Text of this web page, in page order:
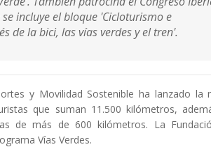
incluye el bloque 'Cicloturismo e
de la bici, las vías verdes y el tren'.
y Movilidad Sostenible ha lanzado la
que suman 11.500 kilómetros,
de más de 600 kilómetros. La
Vías Verdes.